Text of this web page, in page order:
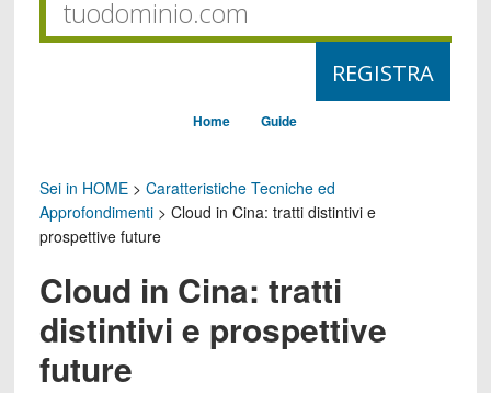
Home Guide
Sei in HOME> Caratteristiche Tecniche ed
Approfondimenti> Cloud in Cina: tratti distintivi e
prospettive future
Cloud in Cina: tratti
distintivi e prospettive
future